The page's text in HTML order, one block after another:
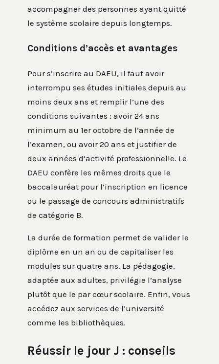
accompagner des personnes ayant quitté
le système scolaire depuis longtemps.
Conditions d’accès et avantages
Pour s’inscrire au DAEU, il faut avoir
interrompu ses études initiales depuis au
moins deux ans et remplir l’une des
conditions suivantes : avoir 24 ans
minimum au 1er octobre de l’année de
l’examen, ou avoir 20 ans et justifier de
deux années d’activité professionnelle. Le
DAEU confère les mêmes droits que le
baccalauréat pour l’inscription en licence
ou le passage de concours administratifs
de catégorie B.
La durée de formation permet de valider le
diplôme en un an ou de capitaliser les
modules sur quatre ans. La pédagogie,
adaptée aux adultes, privilégie l’analyse
plutôt que le par cœur scolaire. Enfin, vous
accédez aux services de l’université
comme les bibliothèques.
Réussir le jour J : conseils